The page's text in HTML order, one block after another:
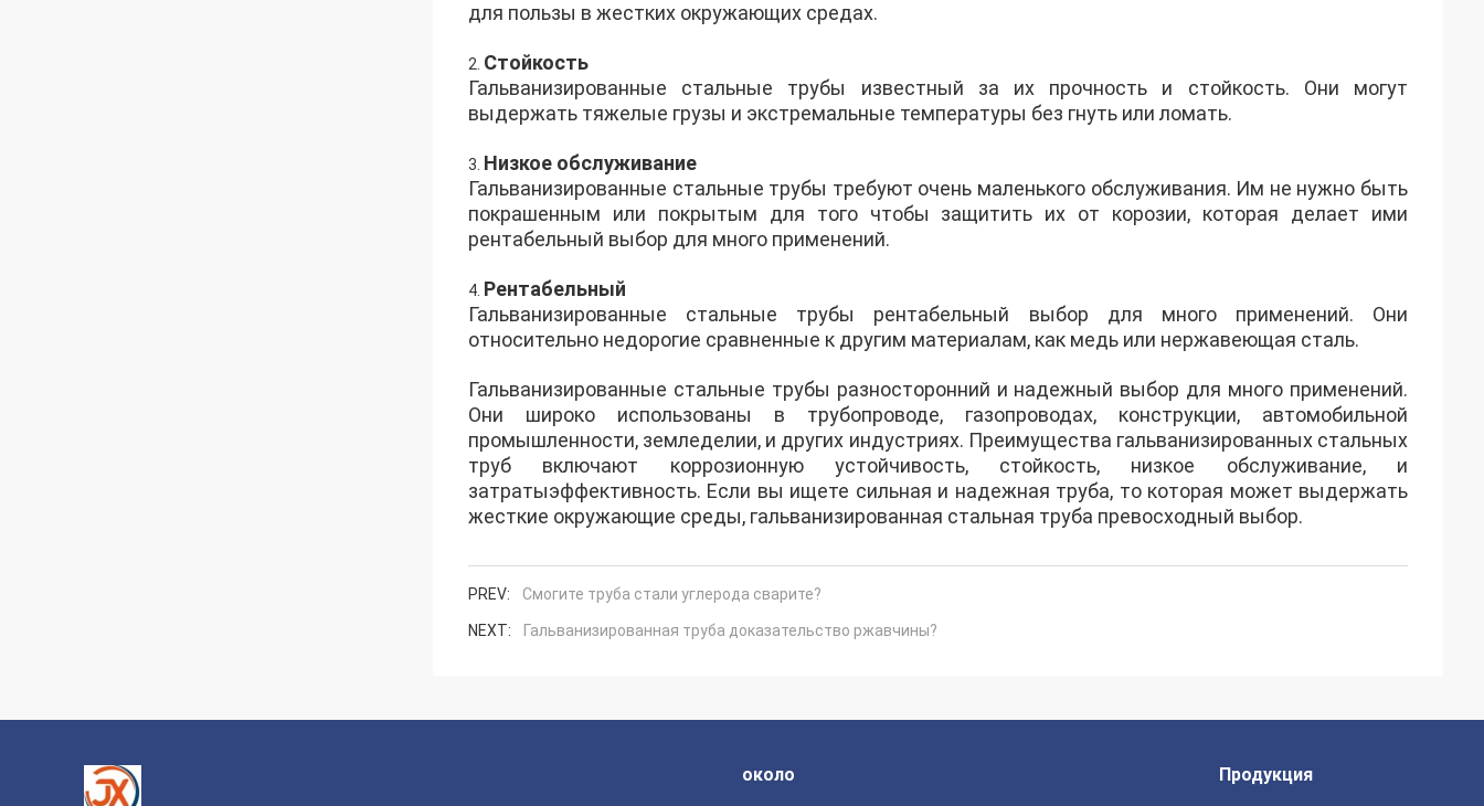
для пользы в жестких окружающих средах.
2. Стойкость
Гальванизированные стальные трубы известный за их прочность и стойкость. Они могут
выдержать тяжелые грузы и экстремальные температуры без гнуть или ломать.
3. Низкое обслуживание
Гальванизированные стальные трубы требуют очень маленького обслуживания. Им не нужно быть
покрашенным или покрытым для того чтобы защитить их от корозии, которая делает ими
рентабельный выбор для много применений.
4. Рентабельный
Гальванизированные стальные трубы рентабельный выбор для много применений. Они
относительно недорогие сравненные к другим материалам, как медь или нержавеющая сталь.
Гальванизированные стальные трубы разносторонний и надежный выбор для много применений.
Они широко использованы в трубопроводе, газопроводах, конструкции, автомобильной
промышленности, земледелии, и других индустриях. Преимущества гальванизированных стальных
труб включают коррозионную устойчивость, стойкость, низкое обслуживание, и
затратыэффективность. Если вы ищете сильная и надежная труба, то которая может выдержать
жесткие окружающие среды, гальванизированная стальная труба превосходный выбор.
PREV: Смогите труба стали углерода сварите?
NEXT: Гальванизированная труба доказательство ржавчины?
около Продукция